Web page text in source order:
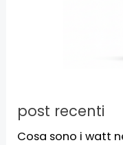
post recenti
Cosa sono i watt